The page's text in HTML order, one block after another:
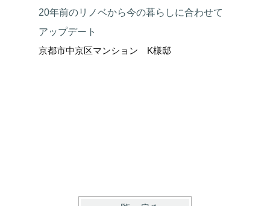
20年前のリノベから今の暮らしに合わせて
アップデート
京都市中京区マンション K様邸